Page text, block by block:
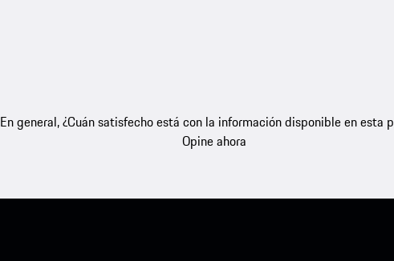
En general, ¿Cuán satisfecho está con la información disponible en esta
Opine ahora